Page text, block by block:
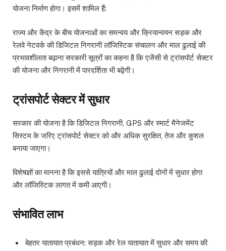
योजना निर्माण होगा। इसमें शामिल हैं:
राज्य और केंद्र के बीच योजनाओं का समन्वय और क्रियान्वयन सड़क और
रेलवे नेटवर्क की डिजिटल निगरानी लॉजिस्टिक संचालन और माल ढुलाई की
प्रभावशीलता बढ़ाना सरकारी सूत्रों का कहना है कि एजेंसी से ट्रांसपोर्ट सेक्टर
की योजना और निगरानी में पारदर्शिता भी बढ़ेगी।
ट्रांसपोर्ट सेक्टर में सुधार
सरकार की योजना है कि डिजिटल निगरानी, GPS और स्मार्ट मैनेजमेंट
सिस्टम के जरिए ट्रांसपोर्ट सेक्टर को और अधिक सुरक्षित, तेज और कुशल
बनाया जाएगा।
विशेषज्ञों का मानना है कि इससे यात्रियों और माल ढुलाई दोनों में सुधार होगा
और लॉजिस्टिक लागत में कमी आएगी।
संभावित लाभ
बेहतर यातायात प्रबंधन: सड़क और रेल यातायात में सुधार और समय की